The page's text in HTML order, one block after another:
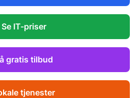
Se IT-priser
gratis tilbud
tjenester